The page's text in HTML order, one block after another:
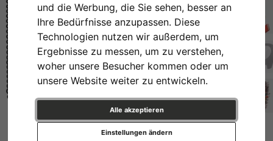
und die Werbung, die Sie sehen, besser an
Ihre Bedürfnisse anzupassen. Diese
Technologien nutzen wir außerdem, um
Ergebnisse zu messen, um zu verstehen,
woher unsere Besucher kommen oder um
unsere Website weiter zu entwickeln.
Alle akzeptieren
Einstellungen ändern